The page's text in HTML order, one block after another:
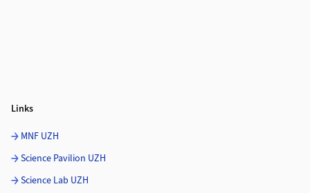
Links
MNF UZH
Science Pavilion UZH
Science Lab UZH